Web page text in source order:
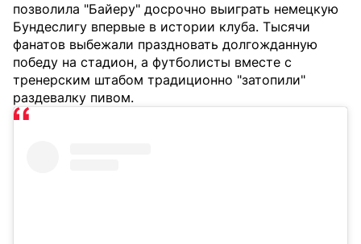
позволила "Байеру" досрочно выиграть немецкую
Бундеслигу впервые в истории клуба. Тысячи
фанатов выбежали праздновать долгожданную
победу на стадион, а футболисты вместе с
тренерским штабом традиционно "затопили"
раздевалку пивом.